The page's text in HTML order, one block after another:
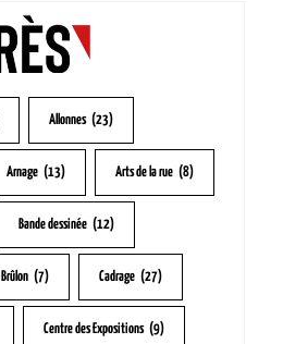
Allonnes (23)
Arnage (13) Arts de la rue (8)
Bande dessinée (12)
Brûlon (7) Cadrage (27)
Centre des Expositions (9)